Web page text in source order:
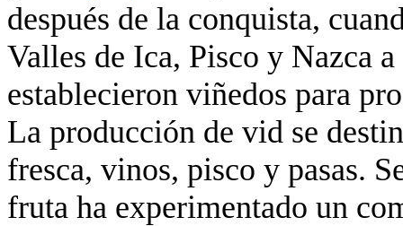
después de la conquista,
Valles de Ica, Pisco y Nazca
establecieron viñedos para
La producción de vid se
fresca, vinos, pisco y pasas.
fruta ha experimentado un